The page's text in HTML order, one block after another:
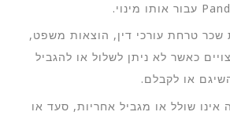
שכר טרחת עורכי דין, הוצאות משפט,
כאשר לא ניתן לשלול או להגביל
או לקבלם.
שולל או מגביל אחריות, סעד או